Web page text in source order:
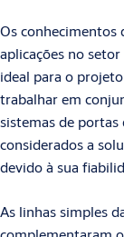
Os conhecimentos
aplicações no
ideal para o
trabalhar em
sistemas de portas
considerados a
devido à sua
As linhas simples